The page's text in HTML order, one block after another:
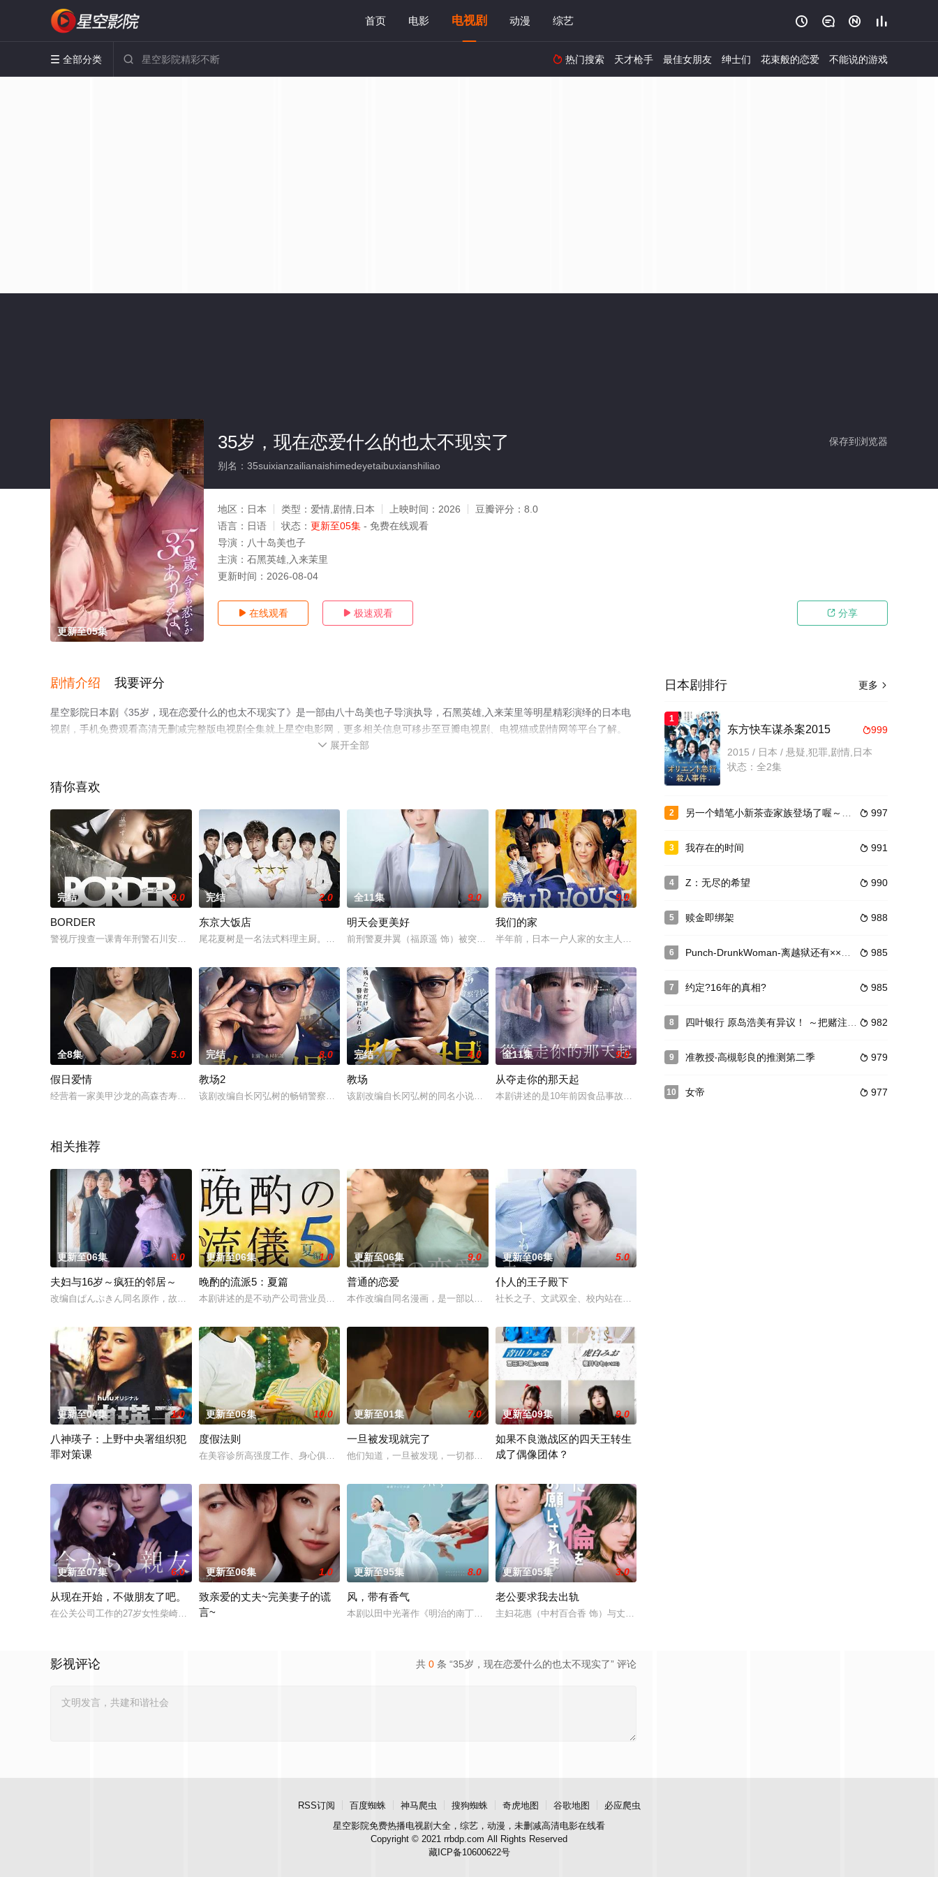
首页 电影 电视剧 动漫 综艺    
 全部分类   热门搜索 天才枪手 最佳女朋友 绅士们 花束般的恋爱 不能说的游戏
更新至05集
保存到浏览器
35岁，现在恋爱什么的也太不现实了
别名：35suixianzailianaishimedeyetaibuxianshiliao
地区： 日本 类型： 爱情,剧情,日本 上映时间： 2026 豆瓣评分： 8.0
语言： 日语 状态： 更新至05集 - 免费在线观看
导演： 八十岛美也子
主演： 石黑英雄,入来茉里
更新时间： 2026-08-04
 在线观看  极速观看  分享
剧情介绍 我要评分
星空影院日本剧《35岁，现在恋爱什么的也太不现实了》是一部由八十岛美也子导演执导，石黑英雄,入来茉里等明星精彩演绎的日本电
视剧，手机免费观看高清无删减完整版电视剧全集就上星空电影网，更多相关信息可移步至豆瓣电视剧、电视猫或剧情网等平台了解。
 展开全部
猜你喜欢
完结 9.0
BORDER
警视厅搜查一课青年刑警石川安吾（小栗旬 饰）是一个内心倍感空虚和孤独的人，当初做巡警时他曾在现场附近抓住凶手，从而如愿进入刑警队伍。这一人生转折令他平
完结 2.0
东京大饭店
尾花夏树是一名法式料理主厨。他在料理上倾注自己的人生，靠自己的才能在巴黎开店、拿到了米其林二星。在被赞誉为顶级主厨的过程中，他的自信逐渐变成了自大，可
全11集 9.0
明天会更美好
前刑警夏井翼（福原遥 饰）被突然调任至儿童咨询所，在上司藏田聪介（林遣都 饰）的指导下，她学会从面对恶性案件转为倾听孩子与家庭的隐秘
完结 9.0
我们的家
半年前，日本一户人家的女主人因病去世，这让她的四个孩子很长时间无法展露笑容。自此以后，作为长女
全8集 5.0
假日爱情
经营着一家美甲沙龙的高森杏寿（仲里依纱饰），与心爱的丈夫·纯平（冢本高史饰）、女儿·七香（涩谷南那饰），是一个寻常且幸福的三口之家。虽然丈夫纯平因为调
完结 8.0
教场2
该剧改编自长冈弘树的畅销警察小说，塑造了一位对学生毫不留情的铁面警察学校教官·风间公亲（木村拓哉饰），描写了他和内心纠结、怀揣秘密的学生们之间发生充满
完结 4.0
教场
该剧改编自长冈弘树的同名小说，以培养警察的警校为舞台，描述学生们挑战极限、获得成长的故事，工藤阿须加、川口春奈、林遣都、葵若菜、
全11集 9.0
从夺走你的那天起
本剧讲述的是10年前因食品事故失去孩子的母亲中越纮海（北川景子 饰），在怨恨引起事故的熟食店社长结
相关推荐
更新至06集 9.0
夫妇与16岁～疯狂的邻居～
改编自ぱんぷきん同名原作，故事以在小公寓里过着新婚生活的公司职员・野村纮为中心展开。在与妻子冴吵架时，他与搬来隔壁的白石美子相遇，日常生活由此开始发生
更新至06集 1.0
晚酌的流派5：夏篇
本剧讲述的是不动产公司营业员伊泽美幸（栗山千明 饰）围绕“如何在一天结束时把酒喝得最美味”这一人生信条，展开的日常奋斗。她将工作以外的所有时间都献给了
更新至06集 9.0
普通的恋爱
本作改编自同名漫画，是一部以处于上下级关系的文原一良与东庆伊为中心，讲述这两个笨拙之人寻觅属于自己幸福历程的爱情故事。一良因过去
更新至06集 5.0
仆人的王子殿下
社长之子、文武双全、校内站在金字塔顶端的五藤直也（小川饰），以及每天被他使唤来使唤去、身处底层
更新至04集 1.0
八神瑛子：上野中央署组织犯
罪对策课
更新至06集 10.0
度假法则
在美容诊所高强度工作、身心俱疲的星野绿（桥本环奈 饰），因诊所突然倒闭而失业。在哥哥的建议下，她来到已故祖母留下的海边别墅，开启了一段治愈身心的“人生
更新至01集 7.0
一旦被发现就完了
他们知道，一旦被发现，一切都会结束。一对高中情侣努力守护他们的秘密恋情，在嫉妒、误解和被发现的恐惧中艰难前行。他们的爱情始于学校
更新至09集 9.0
如果不良激战区的四天王转生
成了偶像团体？
更新至07集 6.0
从现在开始，不做朋友了吧。
在公关公司工作的27岁女性柴崎希麻里性格开朗直率，却因与历任男友在性生活的不合而深陷情感创伤。面对身边朋友接连结婚的焦虑，她向相识于大学、如今又是职场
更新至06集 1.0
致亲爱的丈夫~完美妻子的谎
言~
更新至95集 8.0
风，带有香气
本剧以田中光著作《明治的南丁格尔 大关和物语》为原案，取材自日本首位专业女护士大关和与铃木雅的真实经历，描绘了她们推动护士注册制度
更新至05集 3.0
老公要求我去出轨
主妇花惠（中村百合香 饰）与丈夫弘树（佐野玲於 饰）及4岁女儿看似幸福，却面临着丧偶式育儿与长达5年
共 0 条 “35岁，现在恋爱什么的也太不现实了” 评论
影视评论
更多 
日本剧排行
1
999
东方快车谋杀案2015
2015 / 日本 / 悬疑,犯罪,剧情,日本
状态：全2集
2  997
另一个蜡笔小新茶壶家族登场了喔～！第二季
3  991
我存在的时间
4  990
Z：无尽的希望
5  988
赎金即绑架
6  985
Punch-DrunkWoman-离越狱还有××天-第二季
7  985
约定?16年的真相?
8  982
四叶银行 原岛浩美有异议！ ～把赌注压在她身上～
9  979
准教授‧高槻彰良的推测第二季
10  977
女帝
RSS订阅 百度蜘蛛 神马爬虫 搜狗蜘蛛 奇虎地图 谷歌地图
必应爬虫
星空影院免费热播电视剧大全，综艺，动漫，未删减高清电影在线看
Copyright © 2021 rrbdp.com All Rights Reserved
藏ICP备10600622号